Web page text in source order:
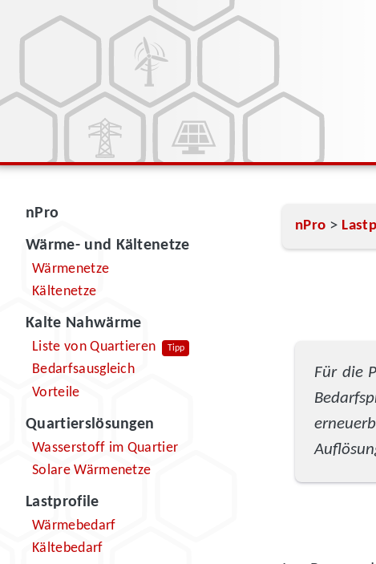
nPro
Wärme- und Kältenetze
Wärmenetze
Kältenetze
Kalte Nahwärme
Liste von Quartieren Tipp
Bedarfsausgleich
Vorteile
Quartierslösungen
Wasserstoff im Quartier
Solare Wärmenetze
Lastprofile
Wärmebedarf
Kältebedarf
nPro >
Für die